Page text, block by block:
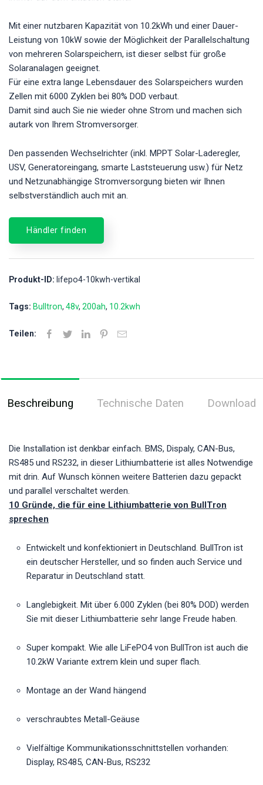
Mit einer nutzbaren Kapazität von 10.2kWh und einer Dauer-
Leistung von 10kW sowie der Möglichkeit der Parallelschaltung
von mehreren Solarspeichern, ist dieser selbst für große
Solaranalagen geeignet.
Für eine extra lange Lebensdauer des Solarspeichers wurden
Zellen mit 6000 Zyklen bei 80% DOD verbaut.
Damit sind auch Sie nie wieder ohne Strom und machen sich
autark von Ihrem Stromversorger.
Den passenden Wechselrichter (inkl. MPPT Solar-Laderegler,
USV, Generatoreingang, smarte Laststeuerung usw.) für Netz
und Netzunabhängige Stromversorgung bieten wir Ihnen
selbstverständlich auch mit an.
Händler finden
Produkt-ID: lifepo4-10kwh-vertikal
Tags: Bulltron 48v 200ah 10.2kwh
Teilen:
Beschreibung Technische Daten Download
Die Installation ist denkbar einfach. BMS, Dispaly, CAN-Bus,
RS485 und RS232, in dieser Lithiumbatterie ist alles Notwendige
mit drin. Auf Wunsch können weitere Batterien dazu gepackt
und parallel verschaltet werden.
10 Gründe, die für eine Lithiumbatterie von BullTron
sprechen
Entwickelt und konfektioniert in Deutschland. BullTron ist
ein deutscher Hersteller, und so finden auch Service und
Reparatur in Deutschland statt.
Langlebigkeit. Mit über 6.000 Zyklen (bei 80% DOD) werden
Sie mit dieser Lithiumbatterie sehr lange Freude haben.
Super kompakt. Wie alle LiFePO4 von BullTron ist auch die
10.2kW Variante extrem klein und super flach.
Montage an der Wand hängend
verschraubtes Metall-Geäuse
Vielfältige Kommunikationsschnittstellen vorhanden:
Display, RS485, CAN-Bus, RS232